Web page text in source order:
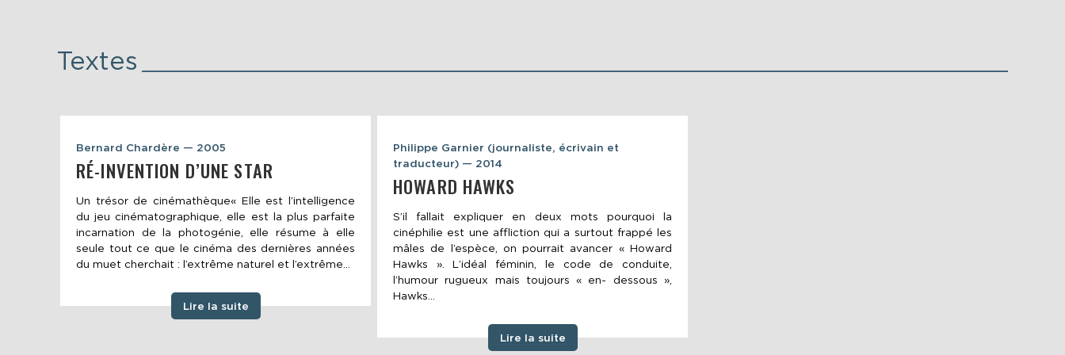
Textes
Bernard Chardère — 2005
RÉ-INVENTION D’UNE STAR
Un trésor de cinémathèque« Elle est l’intelligence
du jeu cinématographique, elle est la plus parfaite
incarnation de la photogénie, elle résume à elle
seule tout ce que le cinéma des dernières années
du muet cherchait : l’extrême naturel et l’extrême...
Lire la suite
Philippe Garnier (journaliste, écrivain et
traducteur) — 2014
HOWARD HAWKS
S’il fallait expliquer en deux mots pourquoi la
cinéphilie est une affliction qui a surtout frappé les
mâles de l’espèce, on pourrait avancer « Howard
Hawks ». L’idéal féminin, le code de conduite,
l’humour rugueux mais toujours « en- dessous »,
Hawks...
Lire la suite